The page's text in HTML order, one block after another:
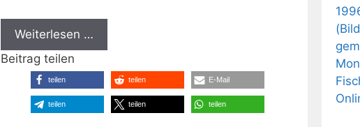
Weiterlesen …
Beitrag teilen
teilen teilen E-Mail
teilen teilen teilen